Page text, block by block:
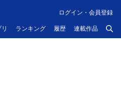
ランキング 履歴 連載作品
ログイン・会員登録